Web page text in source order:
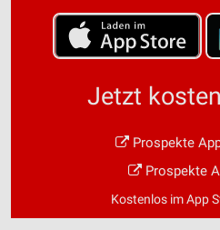
Jetzt
Prospekte
Prospekte
Kostenlos im App